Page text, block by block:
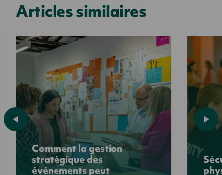
Articles similaires
Comment la gestion
stratégique des
événements peut